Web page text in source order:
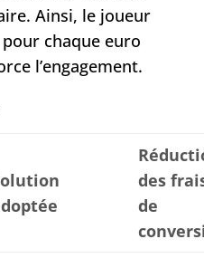
Ainsi, le joueur
chaque euro
l’engagement.
des
de